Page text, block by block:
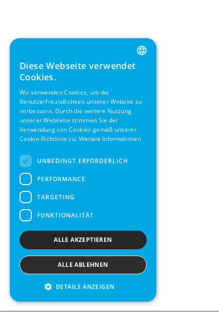
ENGLISH
SWEDISH
Diese Webseite verwendet
Cookies.
Wir verwenden Cookies, um die
Benutzerfreundlichkeit unserer Website zu
verbessern. Durch die weitere Nutzung
unserer Webseite stimmen Sie der
Verwendung von Cookies gemäß unserer
Cookie-Richtlinie zu. Weitere Informationen
UNBEDINGT ERFORDERLICH
PERFORMANCE
TARGETING
FUNKTIONALITÄT
ALLE AKZEPTIEREN
ALLE ABLEHNEN
DETAILS ANZEIGEN